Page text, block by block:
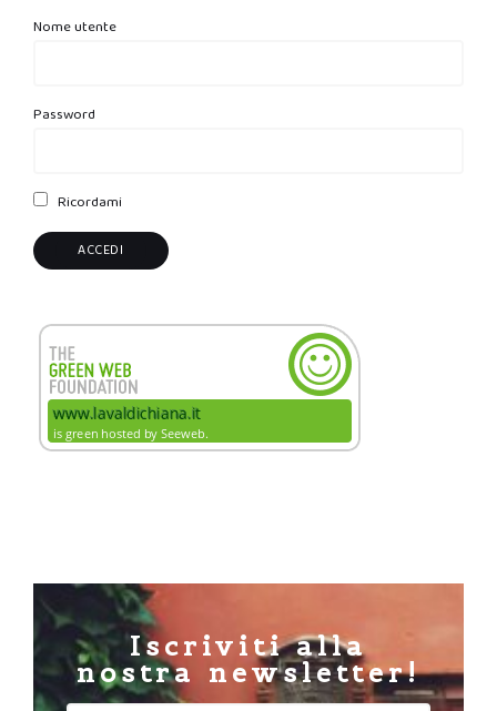
Nome utente
Password
Ricordami
Iscriviti alla
nostra newsletter!